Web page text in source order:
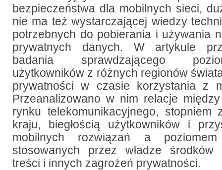
bezpieczeństwa dla mobilnych sieci,
nie ma też wystarczającej wiedzy
potrzebnych do pobierania i używania
prywatnych danych. W artykule
badania sprawdzającego
użytkowników z różnych regionów
prywatności w czasie korzystania z
Przeanalizowano w nim relacje
rynku telekomunikacyjnego, stopniem
kraju, biegłością użytkowników i
mobilnych rozwiązań a
stosowanych przez władze środków
treści i innych zagrożeń prywatności.